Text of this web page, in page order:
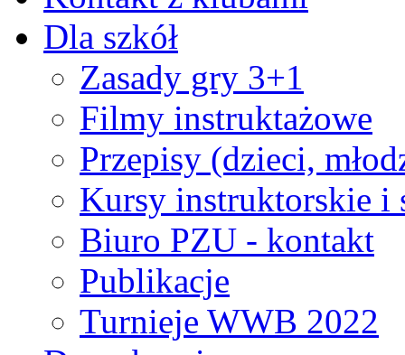
Dla szkół
Zasady gry 3+1
Filmy instruktażowe
Przepisy (dzieci,
Kursy instruktorskie i
Biuro PZU - kontakt
Publikacje
Turnieje WWB 2022